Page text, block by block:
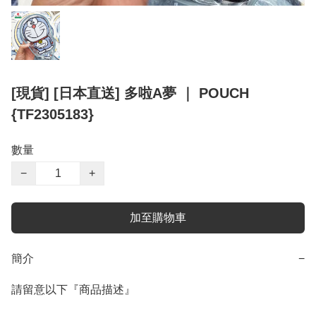
[現貨] [日本直送] 多啦A夢 ｜ POUCH
{TF2305183}
數量
−
+
加至購物車
簡介 −
請留意以下『商品描述』